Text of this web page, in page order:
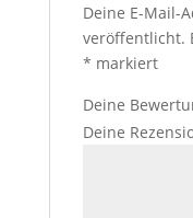
Deine E-Mail-
veröffentlicht.
* markiert
Deine
Deine